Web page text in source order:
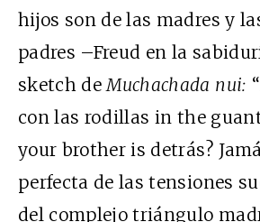
hijos son de las madres y
padres –Freud en la
sketch deMuchachada nui:
con las rodillas in the
your brother is detrás?
perfecta de las tensiones
del complejo triángulo